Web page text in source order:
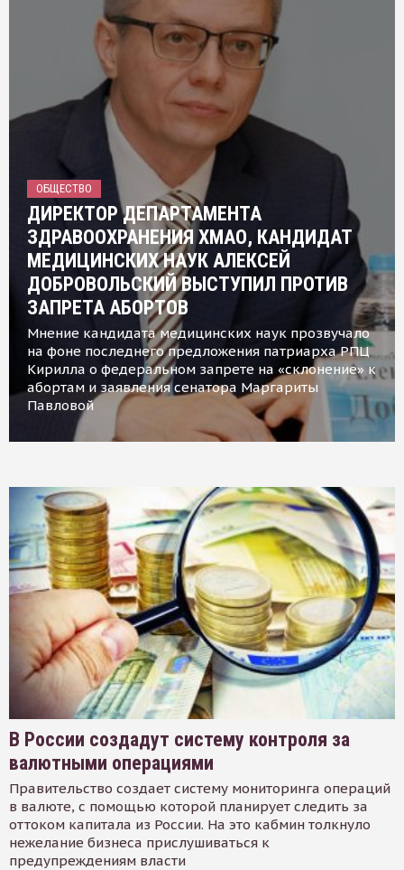
ОБЩЕСТВО
ДИРЕКТОР ДЕПАРТАМЕНТА
ЗДРАВООХРАНЕНИЯ ХМАО, КАНДИДАТ
МЕДИЦИНСКИХ НАУК АЛЕКСЕЙ
ДОБРОВОЛЬСКИЙ ВЫСТУПИЛ ПРОТИВ
ЗАПРЕТА АБОРТОВ
Мнение кандидата медицинских наук прозвучало
на фоне последнего предложения патриарха РПЦ
Кирилла о федеральном запрете на «склонение» к
абортам и заявления сенатора Маргариты
Павловой
В России создадут систему контроля за
валютными операциями
Правительство создает систему мониторинга операций
в валюте, с помощью которой планирует следить за
оттоком капитала из России. На это кабмин толкнуло
нежелание бизнеса прислушиваться к
предупреждениям власти